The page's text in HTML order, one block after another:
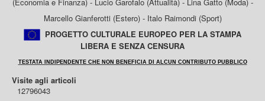
Marcello Gianferotti (Estero) - Italo Raimondi (Sport)
PROGETTO CULTURALE EUROPEO PER LA STAMPA
LIBERA E SENZA CENSURA
TESTATA INDIPENDENTE CHE NON BENEFICIA DI ALCUN CONTRIBUTO PUBBLICO
Visite agli articoli
12796043